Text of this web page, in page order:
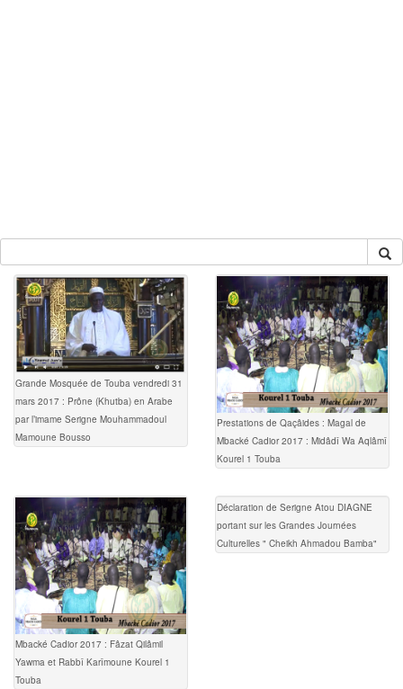
Grande Mosquée de Touba vendredi 31
mars 2017 : Prône (Khutba) en Arabe
par l’imame Serigne Mouhammadoul
Mamoune Bousso
Prestations de Qaçâides : Magal de
Mbacké Cadior 2017 : Midâdî Wa Aqlâmî
Kourel 1 Touba
Mbacké Cadior 2017 : Fâzat Qilâmil
Yawma et Rabbî Karîmoune Kourel 1
Touba
Déclaration de Serigne Atou DIAGNE
portant sur les Grandes Journées
Culturelles " Cheikh Ahmadou Bamba"